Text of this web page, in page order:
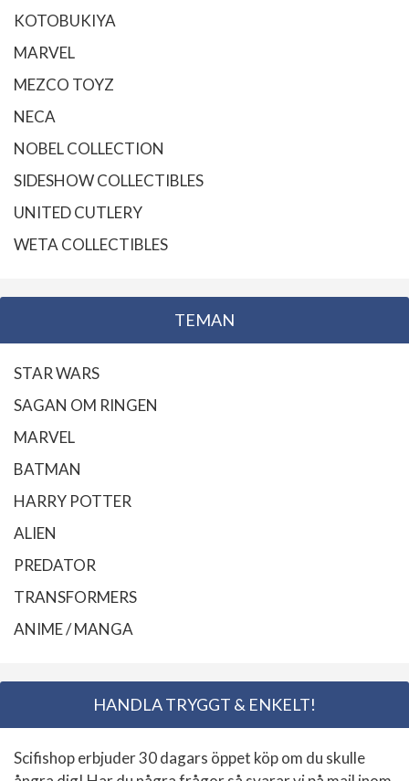
KOTOBUKIYA
MARVEL
MEZCO TOYZ
NECA
NOBEL COLLECTION
SIDESHOW COLLECTIBLES
UNITED CUTLERY
WETA COLLECTIBLES
TEMAN
STAR WARS
SAGAN OM RINGEN
MARVEL
BATMAN
HARRY POTTER
ALIEN
PREDATOR
TRANSFORMERS
ANIME / MANGA
HANDLA TRYGGT & ENKELT!
Scifishop erbjuder 30 dagars öppet köp om du skulle